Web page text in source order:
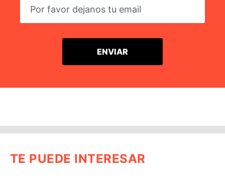
TE PUEDE INTERESAR